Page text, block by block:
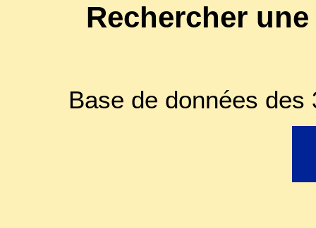
Rechercher
Base de données